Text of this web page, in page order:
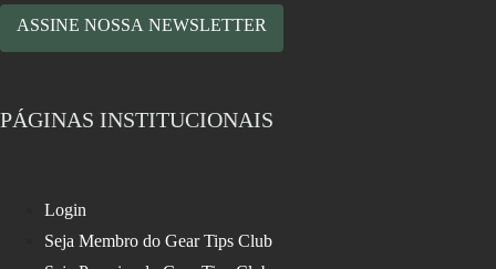
ASSINE NOSSA NEWSLETTER
PÁGINAS INSTITUCIONAIS
Login
Seja Membro do Gear Tips Club